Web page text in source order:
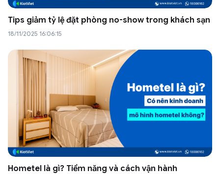
Tips giảm tỷ lệ đặt phòng no-show trong khách sạn
18/11/2025 16:06:15
Hometel là gì? Tiềm năng và cách vận hành